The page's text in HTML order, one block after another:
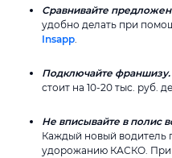
Сравнивайте
удобно делать при
Insapp.
Подключайте франшизу.
стоит на 10-20 тыс. руб.
Не вписывайте в полис
Каждый новый водитель
удорожанию КАСКО. При